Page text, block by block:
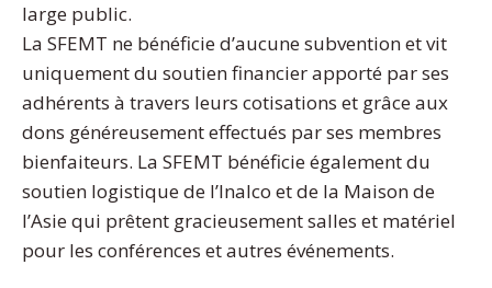
large public.
La SFEMT ne bénéficie d’aucune subvention et vit
uniquement du soutien financier apporté par ses
adhérents à travers leurs cotisations et grâce aux
dons généreusement effectués par ses membres
bienfaiteurs. La SFEMT bénéficie également du
soutien logistique de l’Inalco et de la Maison de
l’Asie qui prêtent gracieusement salles et matériel
pour les conférences et autres événements.